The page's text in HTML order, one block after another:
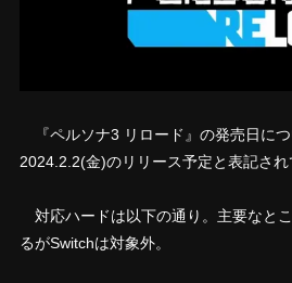
『ペルソナ3 リロード』の発売日につ
2024.2.2(金)のリリース予定と表記され
対応ハードは以下の通り。主要なと
るがSwitchは対象外。